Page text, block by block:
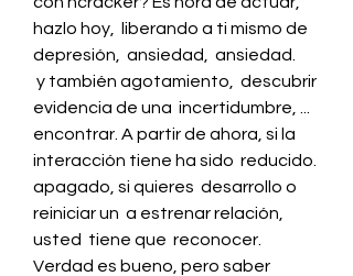
hazlo hoy,  liberando a ti mismo de
depresión,  ansiedad,  ansiedad.
evidencia de una  incertidumbre, ...
encontrar. A partir de ahora, si la
interacción tiene ha sido  reducido.
apagado, si quieres  desarrollo o
reiniciar un  a estrenar relación,
usted  tiene que  reconocer.
Verdad es bueno, pero saber